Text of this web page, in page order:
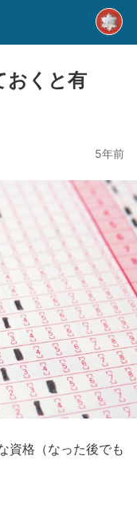
おくと有
5年前
資格（なった後でも